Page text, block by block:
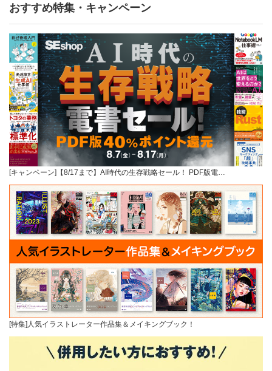
おすすめ特集・キャンペーン
[キャンペーン]【8/17まで】AI時代の生存戦略セール！ PDF版電…
[特集]人気イラストレーター作品集＆メイキングブック！